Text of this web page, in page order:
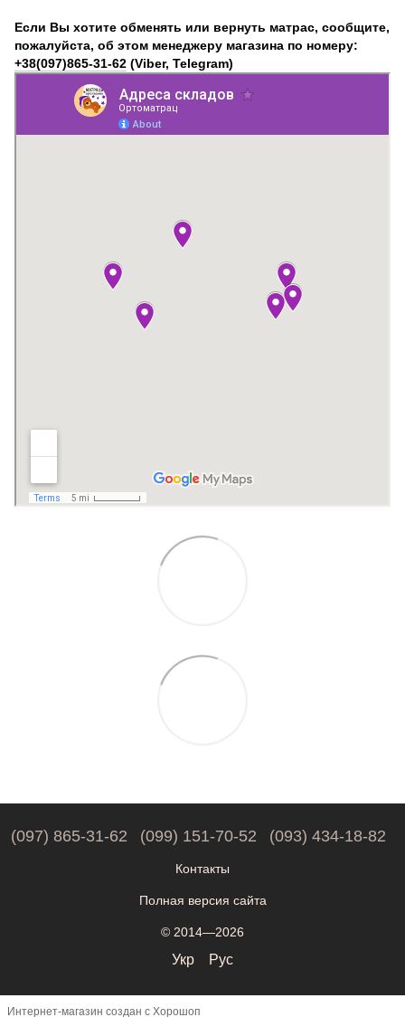
Если Вы хотите обменять или вернуть матрас, сообщите,
пожалуйста, об этом менеджеру магазина по номеру:
+38(097)865-31-62 (Viber, Telegram)
(097) 865-31-62 (099) 151-70-52 (093) 434-18-82
Контакты
Полная версия сайта
© 2014—2026
Укр Рус
Интернет-магазин создан с Хорошоп